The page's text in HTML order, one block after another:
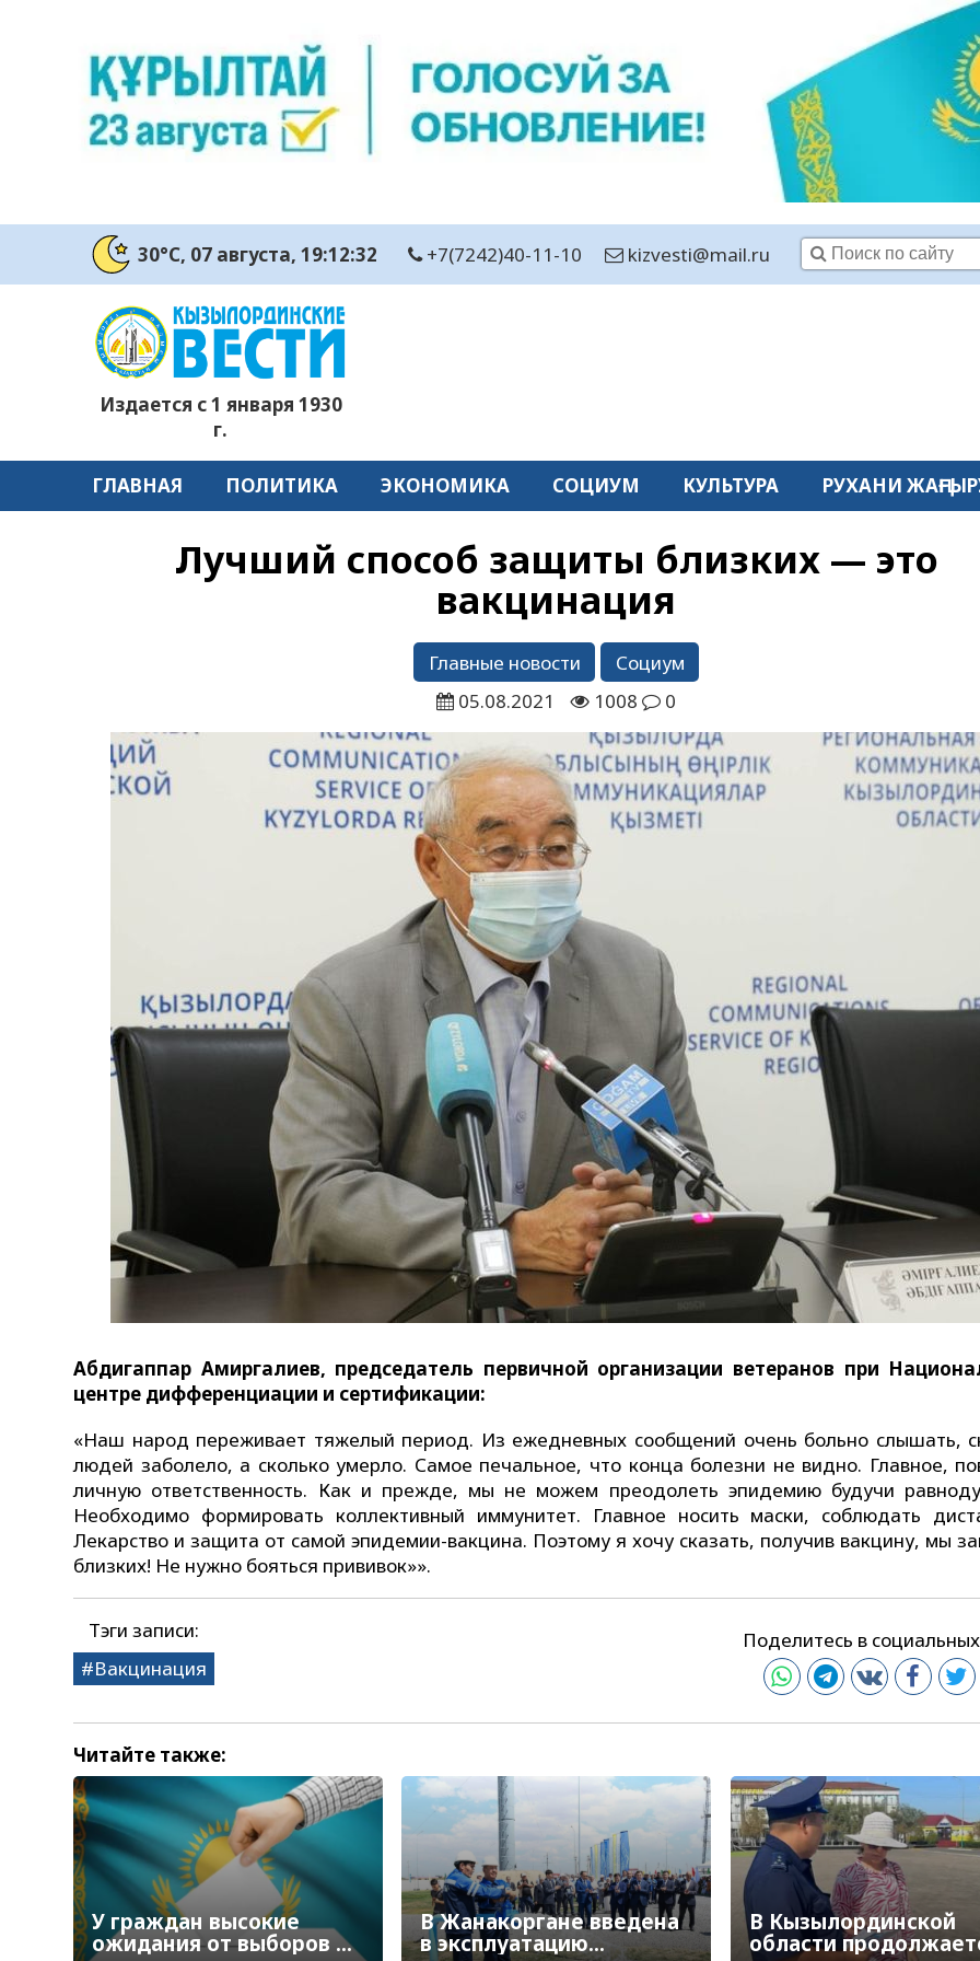
30°C, 07 августа, 19:12:32 +7(7242)40-11-10 kizvesti@mail.ru
Издается с 1 января 1930
г.
ГЛАВНАЯ ПОЛИТИКА ЭКОНОМИКА СОЦИУМ КУЛЬТУРА РУХАНИ
Лучший способ защиты близких — это
вакцинация
Главные новости
Социум
05.08.2021
1008 0
Абдигаппар Амиргалиев, председатель первичной организации ветеранов при
центре дифференциации и сертификации:
«Наш народ переживает тяжелый период. Из ежедневных сообщений очень больно слышать,
людей заболело, а сколько умерло. Самое печальное, что конца болезни не видно. Главное,
личную ответственность. Как и прежде, мы не можем преодолеть эпидемию будучи
Необходимо формировать коллективный иммунитет. Главное носить маски, соблюдать
Лекарство и защита от самой эпидемии-вакцина. Поэтому я хочу сказать, получив вакцину, мы
близких! Не нужно бояться прививок»».
Тэги записи:
Вакцинация
Поделитесь в
Читайте также:
У граждан высокие
ожидания от выборов в
В Жанакоргане введена
в эксплуатацию
В Кызылординской
области